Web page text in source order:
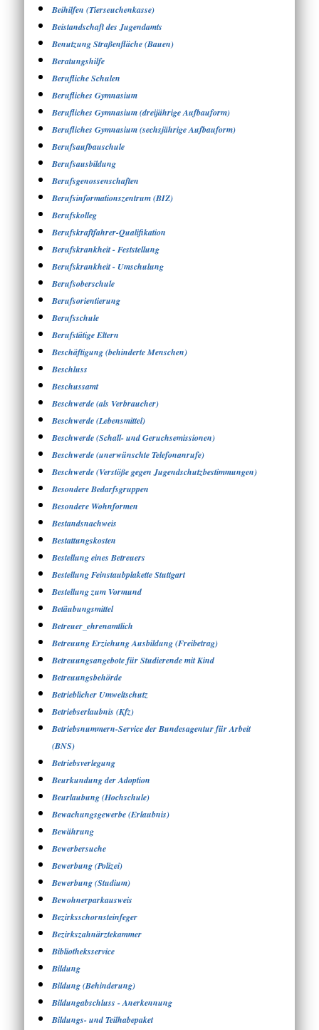
Beihilfen (Tierseuchenkasse)
Beistandschaft des Jugendamts
Benutzung Straßenfläche (Bauen)
Beratungshilfe
Berufliche Schulen
Berufliches Gymnasium
Berufliches Gymnasium (dreijährige Aufbauform)
Berufliches Gymnasium (sechsjährige Aufbauform)
Berufsaufbauschule
Berufsausbildung
Berufsgenossenschaften
Berufsinformationszentrum (BIZ)
Berufskolleg
Berufskraftfahrer-Qualifikation
Berufskrankheit - Feststellung
Berufskrankheit - Umschulung
Berufsoberschule
Berufsorientierung
Berufsschule
Berufstätige Eltern
Beschäftigung (behinderte Menschen)
Beschluss
Beschussamt
Beschwerde (als Verbraucher)
Beschwerde (Lebensmittel)
Beschwerde (Schall- und Geruchsemissionen)
Beschwerde (unerwünschte Telefonanrufe)
Beschwerde (Verstöße gegen Jugendschutzbestimmungen)
Besondere Bedarfsgruppen
Besondere Wohnformen
Bestandsnachweis
Bestattungskosten
Bestellung eines Betreuers
Bestellung Feinstaubplakette Stuttgart
Bestellung zum Vormund
Betäubungsmittel
Betreuer_ehrenamtlich
Betreuung Erziehung Ausbildung (Freibetrag)
Betreuungsangebote für Studierende mit Kind
Betreuungsbehörde
Betrieblicher Umweltschutz
Betriebserlaubnis (Kfz)
Betriebsnummern-Service der Bundesagentur für Arbeit
(BNS)
Betriebsverlegung
Beurkundung der Adoption
Beurlaubung (Hochschule)
Bewachungsgewerbe (Erlaubnis)
Bewährung
Bewerbersuche
Bewerbung (Polizei)
Bewerbung (Studium)
Bewohnerparkausweis
Bezirksschornsteinfeger
Bezirkszahnärztekammer
Bibliotheksservice
Bildung
Bildung (Behinderung)
Bildungabschluss - Anerkennung
Bildungs- und Teilhabepaket